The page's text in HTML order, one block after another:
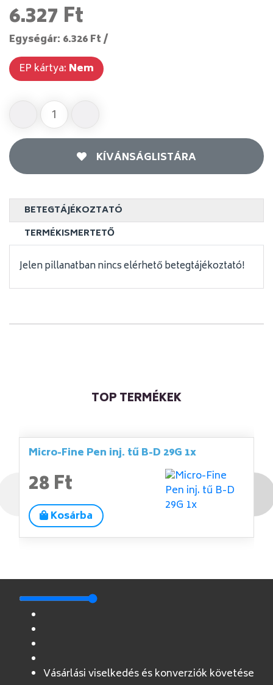
6.327 Ft
Egységár: 6.326 Ft /
EP kártya: Nem
KÍVÁNSÁGLISTÁRA
BETEGTÁJÉKOZTATÓ
TERMÉKISMERTETŐ
Jelen pillanatban nincs elérhető betegtájékoztató!
TOP TERMÉKEK
Micro-Fine Pen inj. tű B-D 29G 1x
28 Ft
Kosárba
Vásárlási viselkedés és konverziók követése